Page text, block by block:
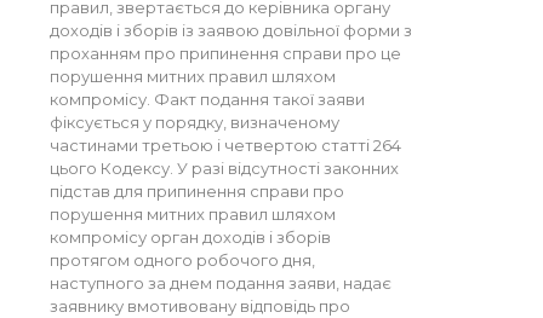
правил, звертається до керівника органу
доходів і зборів із заявою довільної форми з
проханням про припинення справи про це
порушення митних правил шляхом
компромісу. Факт подання такої заяви
фіксується у порядку, визначеному
частинами третьою і четвертою статті 264
цього Кодексу. У разі відсутності законних
підстав для припинення справи про
порушення митних правил шляхом
компромісу орган доходів і зборів
протягом одного робочого дня,
наступного за днем подання заяви, надає
заявнику вмотивовану відповідь про